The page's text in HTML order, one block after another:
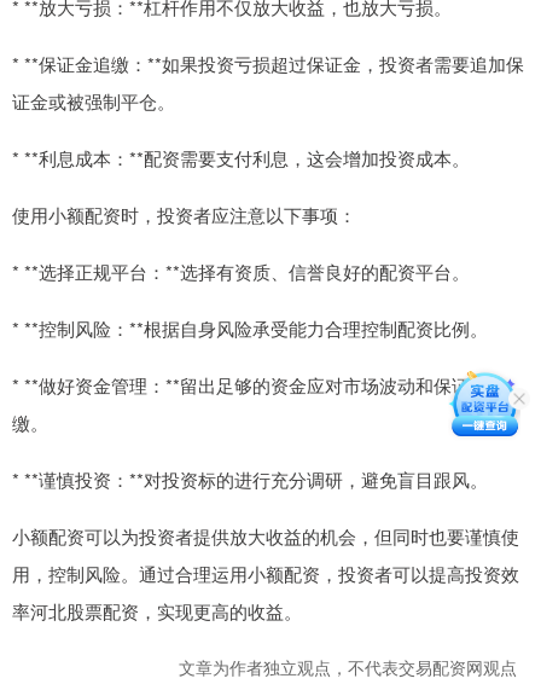
* **放大亏损：**杠杆作用不仅放大收益，也放大亏损。
* **保证金追缴：**如果投资亏损超过保证金，投资者需要追加保
证金或被强制平仓。
* **利息成本：**配资需要支付利息，这会增加投资成本。
使用小额配资时，投资者应注意以下事项：
* **选择正规平台：**选择有资质、信誉良好的配资平台。
* **控制风险：**根据自身风险承受能力合理控制配资比例。
* **做好资金管理：**留出足够的资金应对市场波动和保证金追
缴。
* **谨慎投资：**对投资标的进行充分调研，避免盲目跟风。
小额配资可以为投资者提供放大收益的机会，但同时也要谨慎使
用，控制风险。通过合理运用小额配资，投资者可以提高投资效
率河北股票配资，实现更高的收益。
文章为作者独立观点，不代表交易配资网观点